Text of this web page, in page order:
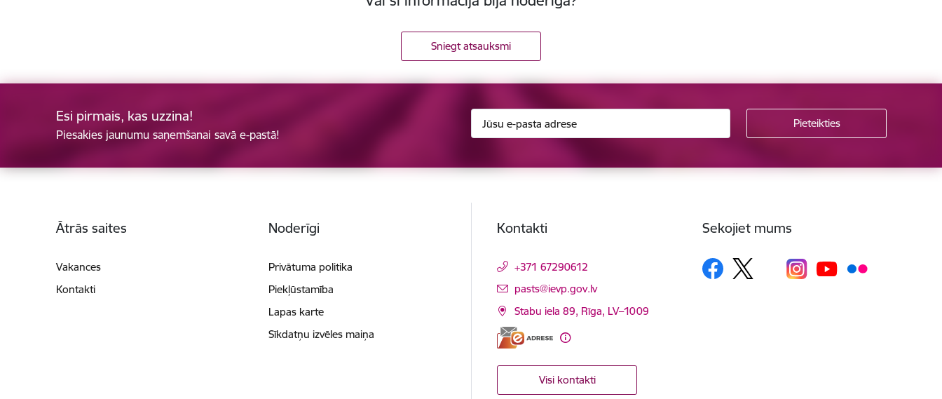
Sniegt atsauksmi
Esi pirmais, kas uzzina!
Piesakies jaunumu saņemšanai savā e-pastā!
Ātrās saites
Vakances
Kontakti
Noderīgi
Privātuma politika
Piekļūstamība
Lapas karte
Sīkdatņu izvēles maiņa
Kontakti
+371 67290612
E-pasts:
pasts@ievp.gov.lv
Stabu iela 89, Rīga, LV–1009
Visi kontakti
Sekojiet mums